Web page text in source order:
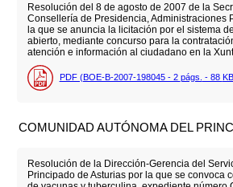
Resolución del 8 de agosto de 2007 de la
Consellería de Presidencia, Administraciones
la que se anuncia la licitación por el sistema
abierto, mediante concurso para la
atención e información al ciudadano en la
PDF (BOE-B-2007-198045 - 2 págs. - 88 KB
COMUNIDAD AUTÓNOMA DEL
Resolución de la Dirección-Gerencia del
Principado de Asturias por la que se convoca